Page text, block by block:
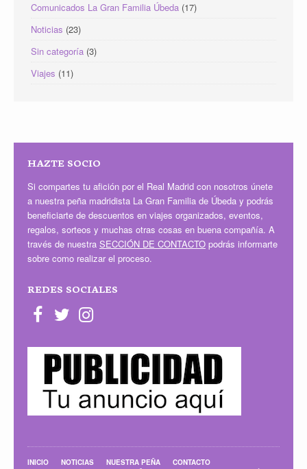
Comunicados La Gran Familia Úbeda (17)
Noticias (23)
Sin categoría (3)
Viajes (11)
HAZTE SOCIO
Si compartes tu afición por el Real Madrid con nosotros únete
a nuestra peña madridista La Gran Familia de Úbeda y podrás
beneficiarte de descuentos en viajes organizados, eventos,
regalos, sorteos y muchas otras cosas en buena compañía. A
través de nuestra SECCIÓN DE CONTACTO podrás informarte
sobre como realizar el proceso.
REDES SOCIALES
INICIO NOTICIAS NUESTRA PEÑA
CONTACTO